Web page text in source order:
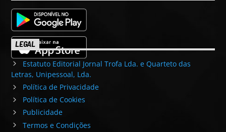
LEGAL
Estatuto Editorial Jornal Trofa Lda. e Quarteto das
Letras, Unipessoal, Lda.
Política de Privacidade
Política de Cookies
Publicidade
Termos e Condições